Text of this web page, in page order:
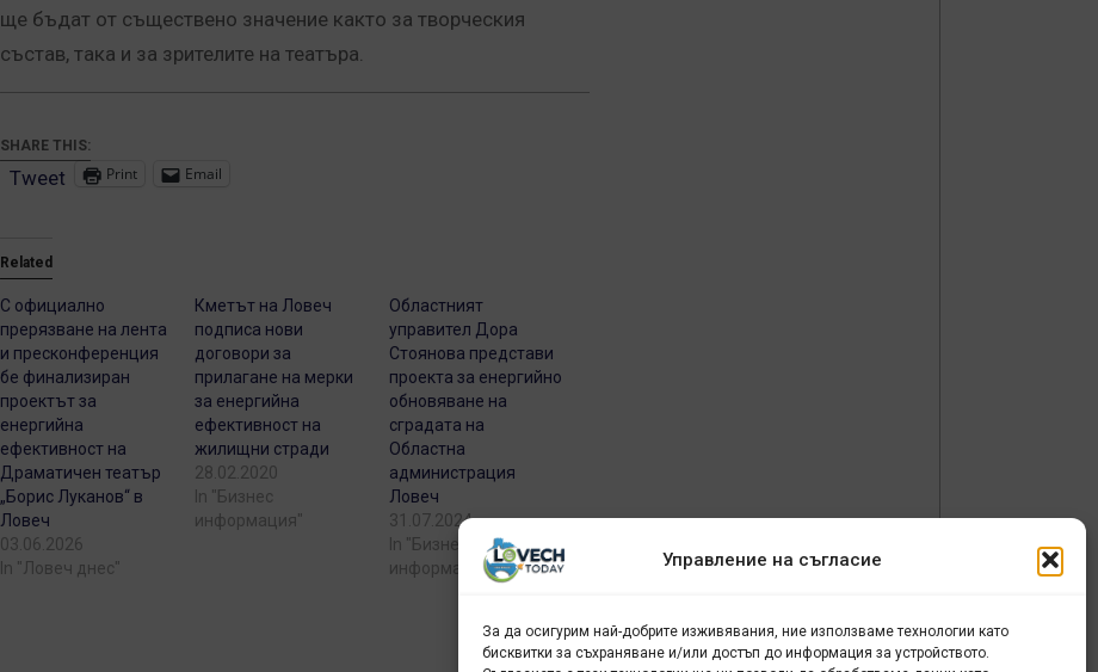
Управление на съгласие
За да осигурим най-добрите изживявания, ние използваме технологии като
бисквитки за съхраняване и/или достъп до информация за устройството.
ще бъдат от съществено значение както за творческия
състав, така и за зрителите на театъра.
SHARE THIS:
Tweet Print Email
Related
С официално
прерязване на лента
и пресконференция
бе финализиран
проектът за
енергийна
ефективност на
Драматичен театър
„Борис Луканов“ в
Ловеч
03.06.2026
In "Ловеч днес"
Кметът на Ловеч
подписа нови
договори за
прилагане на мерки
за енергийна
ефективност на
жилищни стради
28.02.2020
In "Бизнес
информация"
Областният
управител Дора
Стоянова представи
проекта за енергийно
обновяване на
сградата на
Областна
администрация
Ловеч
31.07.2024
In "Бизнес
информация"